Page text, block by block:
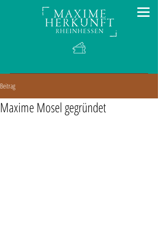
Beitrag
Maxime Mosel gegründet